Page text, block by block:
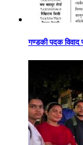
गण्डकी पदक